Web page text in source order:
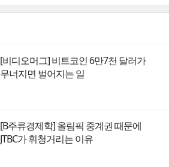
[비디오머그] 비트코인 6만7천 달러가
무너지면 벌어지는 일
[B주류경제학] 올림픽 중계권 때문에
JTBC가 휘청거리는 이유